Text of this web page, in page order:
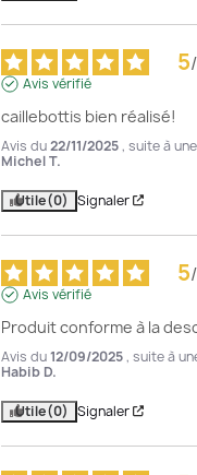
5/
Avis vérifié
caillebottis bien réalisé!
Avis du22/11/2025, suite à
Michel T.
Utile(0) Signaler
5/
Avis vérifié
Produit conforme à la
Avis du12/09/2025, suite à
Habib D.
Utile(0) Signaler